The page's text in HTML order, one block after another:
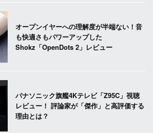
オープンイヤーへの理解度が半端ない！音
も快適さもパワーアップした
Shokz「OpenDots 2」レビュー
パナソニック旗艦4Kテレビ「Z95C」視聴
レビュー！ 評論家が「傑作」と高評価する
理由とは？